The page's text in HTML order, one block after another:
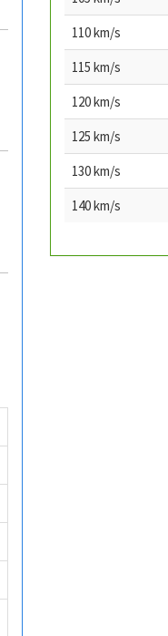
110 km/s
115 km/s
120 km/s
125 km/s
130 km/s
140 km/s